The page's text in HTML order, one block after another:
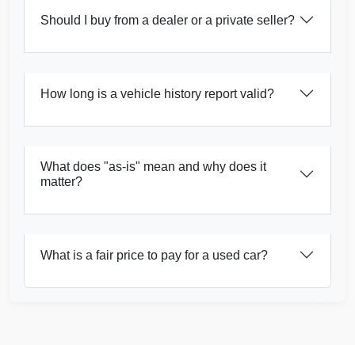
Manheim
Manheim
IAAI
Manheim
Should I buy from a dealer or a private seller?
How long is a vehicle history report valid?
What does "as-is" mean and why does it
matter?
What is a fair price to pay for a used car?